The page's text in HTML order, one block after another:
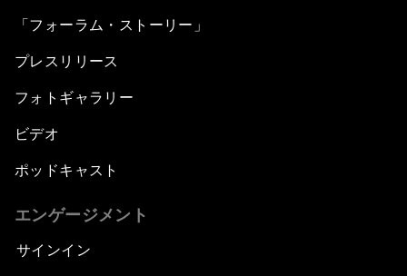
「フォーラム・ストーリー」
プレスリリース
フォトギャラリー
ビデオ
ポッドキャスト
エンゲージメント
サインイン